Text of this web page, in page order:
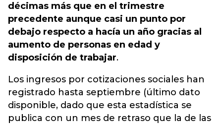
décimas más que en el trimestre
precedente aunque casi un punto por
debajo respecto a hacía un año gracias al
aumento de personas en edad y
disposición de trabajar.
Los ingresos por cotizaciones sociales han
registrado hasta septiembre (último dato
disponible, dado que esta estadística se
publica con un mes de retraso que la de las